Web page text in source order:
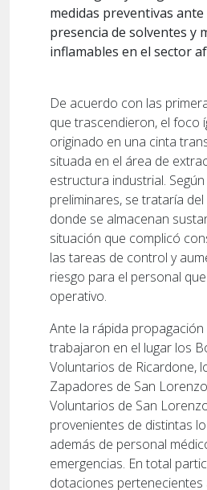
medidas preventivas
presencia de solventes y
inflamables en el sector
De acuerdo con las
que trascendieron, el foco
originado en una cinta
situada en el área de
estructura industrial.
preliminares, se trataría
donde se almacenan
situación que complicó
las tareas de control y
riesgo para el personal
operativo.
Ante la rápida propagación
trabajaron en el lugar los
Voluntarios de Ricardone,
Zapadores de San
Voluntarios de San
provenientes de distintas
además de personal
emergencias. En total
dotaciones pertenecientes